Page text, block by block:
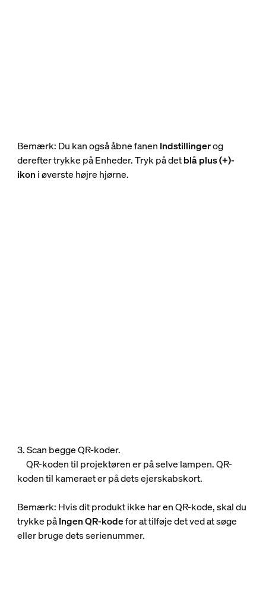
Bemærk: Du kan også åbne fanen Indstillingerog
derefter trykke på Enheder. Tryk på detblå plus (+)-
ikon i øverste højre hjørne.
3. Scan begge QR-koder.
QR-koden til projektøren er på selve lampen. QR-
koden til kameraet er på dets ejerskabskort.
Bemærk: Hvis dit produkt ikke har en QR-kode, skal du
trykke påIngen QR-kodefor at tilføje det ved at søge
eller bruge dets serienummer.